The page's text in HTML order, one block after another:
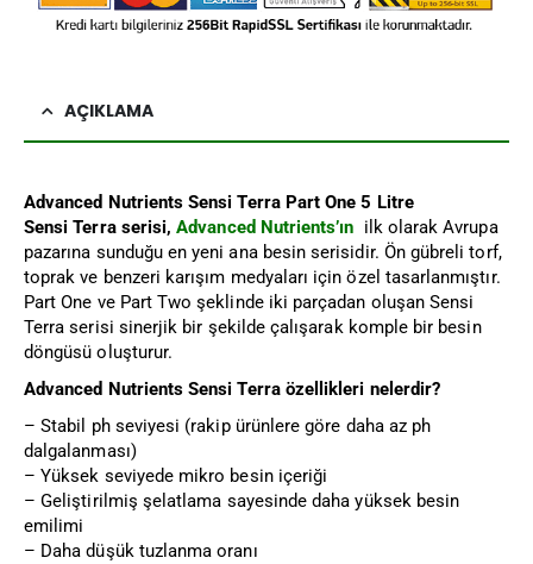
AÇIKLAMA
Advanced Nutrients Sensi Terra Part One 5 Litre
Sensi Terra serisi,Advanced Nutrients’ın ilk olarak Avrupa
pazarına sunduğu en yeni ana besin serisidir. Ön gübreli torf,
toprak ve benzeri karışım medyaları için özel tasarlanmıştır.
Part One ve Part Two şeklinde iki parçadan oluşan Sensi
Terra serisi sinerjik bir şekilde çalışarak komple bir besin
döngüsü oluşturur.
Advanced Nutrients Sensi Terra özellikleri nelerdir?
– Stabil ph seviyesi (rakip ürünlere göre daha az ph
dalgalanması)
– Yüksek seviyede mikro besin içeriği
– Geliştirilmiş şelatlama sayesinde daha yüksek besin
emilimi
– Daha düşük tuzlanma oranı